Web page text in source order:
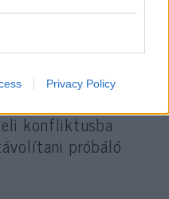
Privacy Policy
vett a nemzetközi
ellenes BDS
konfliktusba
próbáló